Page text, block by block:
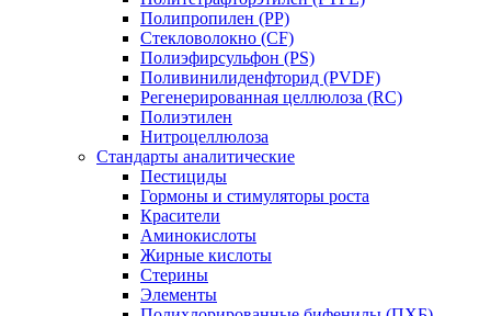
Полипропилен (PP)
Стекловолокно (CF)
Полиэфирсульфон (PS)
Поливинилиденфторид (PVDF)
Регенерированная целлюлоза (RC)
Полиэтилен
Нитроцеллюлоза
Стандарты аналитические
Пестициды
Гормоны и стимуляторы роста
Красители
Аминокислоты
Жирные кислоты
Стерины
Элементы